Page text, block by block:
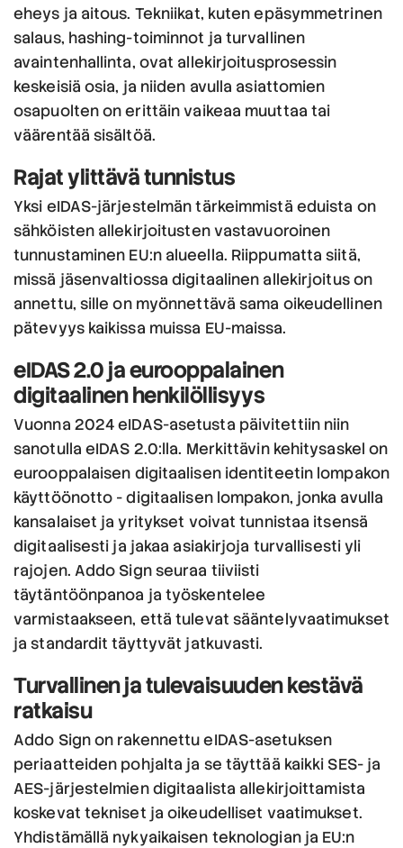
eheys ja aitous. Tekniikat, kuten epäsymmetrinen
salaus, hashing-toiminnot ja turvallinen
avaintenhallinta, ovat allekirjoitusprosessin
keskeisiä osia, ja niiden avulla asiattomien
osapuolten on erittäin vaikeaa muuttaa tai
väärentää sisältöä.
Rajat ylittävä tunnistus
Yksi eIDAS-järjestelmän tärkeimmistä eduista on
sähköisten allekirjoitusten vastavuoroinen
tunnustaminen EU:n alueella. Riippumatta siitä,
missä jäsenvaltiossa digitaalinen allekirjoitus on
annettu, sille on myönnettävä sama oikeudellinen
pätevyys kaikissa muissa EU-maissa.
eIDAS 2.0 ja eurooppalainen
digitaalinen henkilöllisyys
Vuonna 2024 eIDAS-asetusta päivitettiin niin
sanotulla eIDAS 2.0:lla. Merkittävin kehitysaskel on
eurooppalaisen digitaalisen identiteetin lompakon
käyttöönotto - digitaalisen lompakon, jonka avulla
kansalaiset ja yritykset voivat tunnistaa itsensä
digitaalisesti ja jakaa asiakirjoja turvallisesti yli
rajojen. Addo Sign seuraa tiiviisti
täytäntöönpanoa ja työskentelee
varmistaakseen, että tulevat sääntelyvaatimukset
ja standardit täyttyvät jatkuvasti.
Turvallinen ja tulevaisuuden kestävä
ratkaisu
Addo Sign on rakennettu eIDAS-asetuksen
periaatteiden pohjalta ja se täyttää kaikki SES- ja
AES-järjestelmien digitaalista allekirjoittamista
koskevat tekniset ja oikeudelliset vaatimukset.
Yhdistämällä nykyaikaisen teknologian ja EU:n